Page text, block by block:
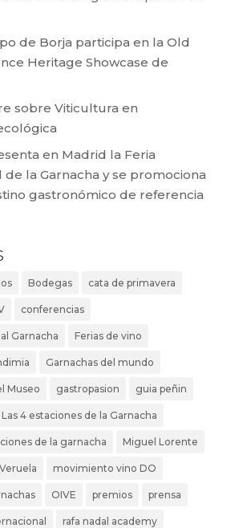
de Borja participa en la Old
Heritage Showcase de
sobre Viticultura en
en Madrid la Feria
la Garnacha y se promociona
gastronómico de referencia
Bodegas cata de primavera
conferencias
Garnacha Ferias de vino
Garnachas del mundo
Museo gastropasion guia peñin
Las 4 estaciones de la Garnacha
de la garnacha Miguel Lorente
movimiento vino DO
OIVE premios prensa
rafa nadal academy